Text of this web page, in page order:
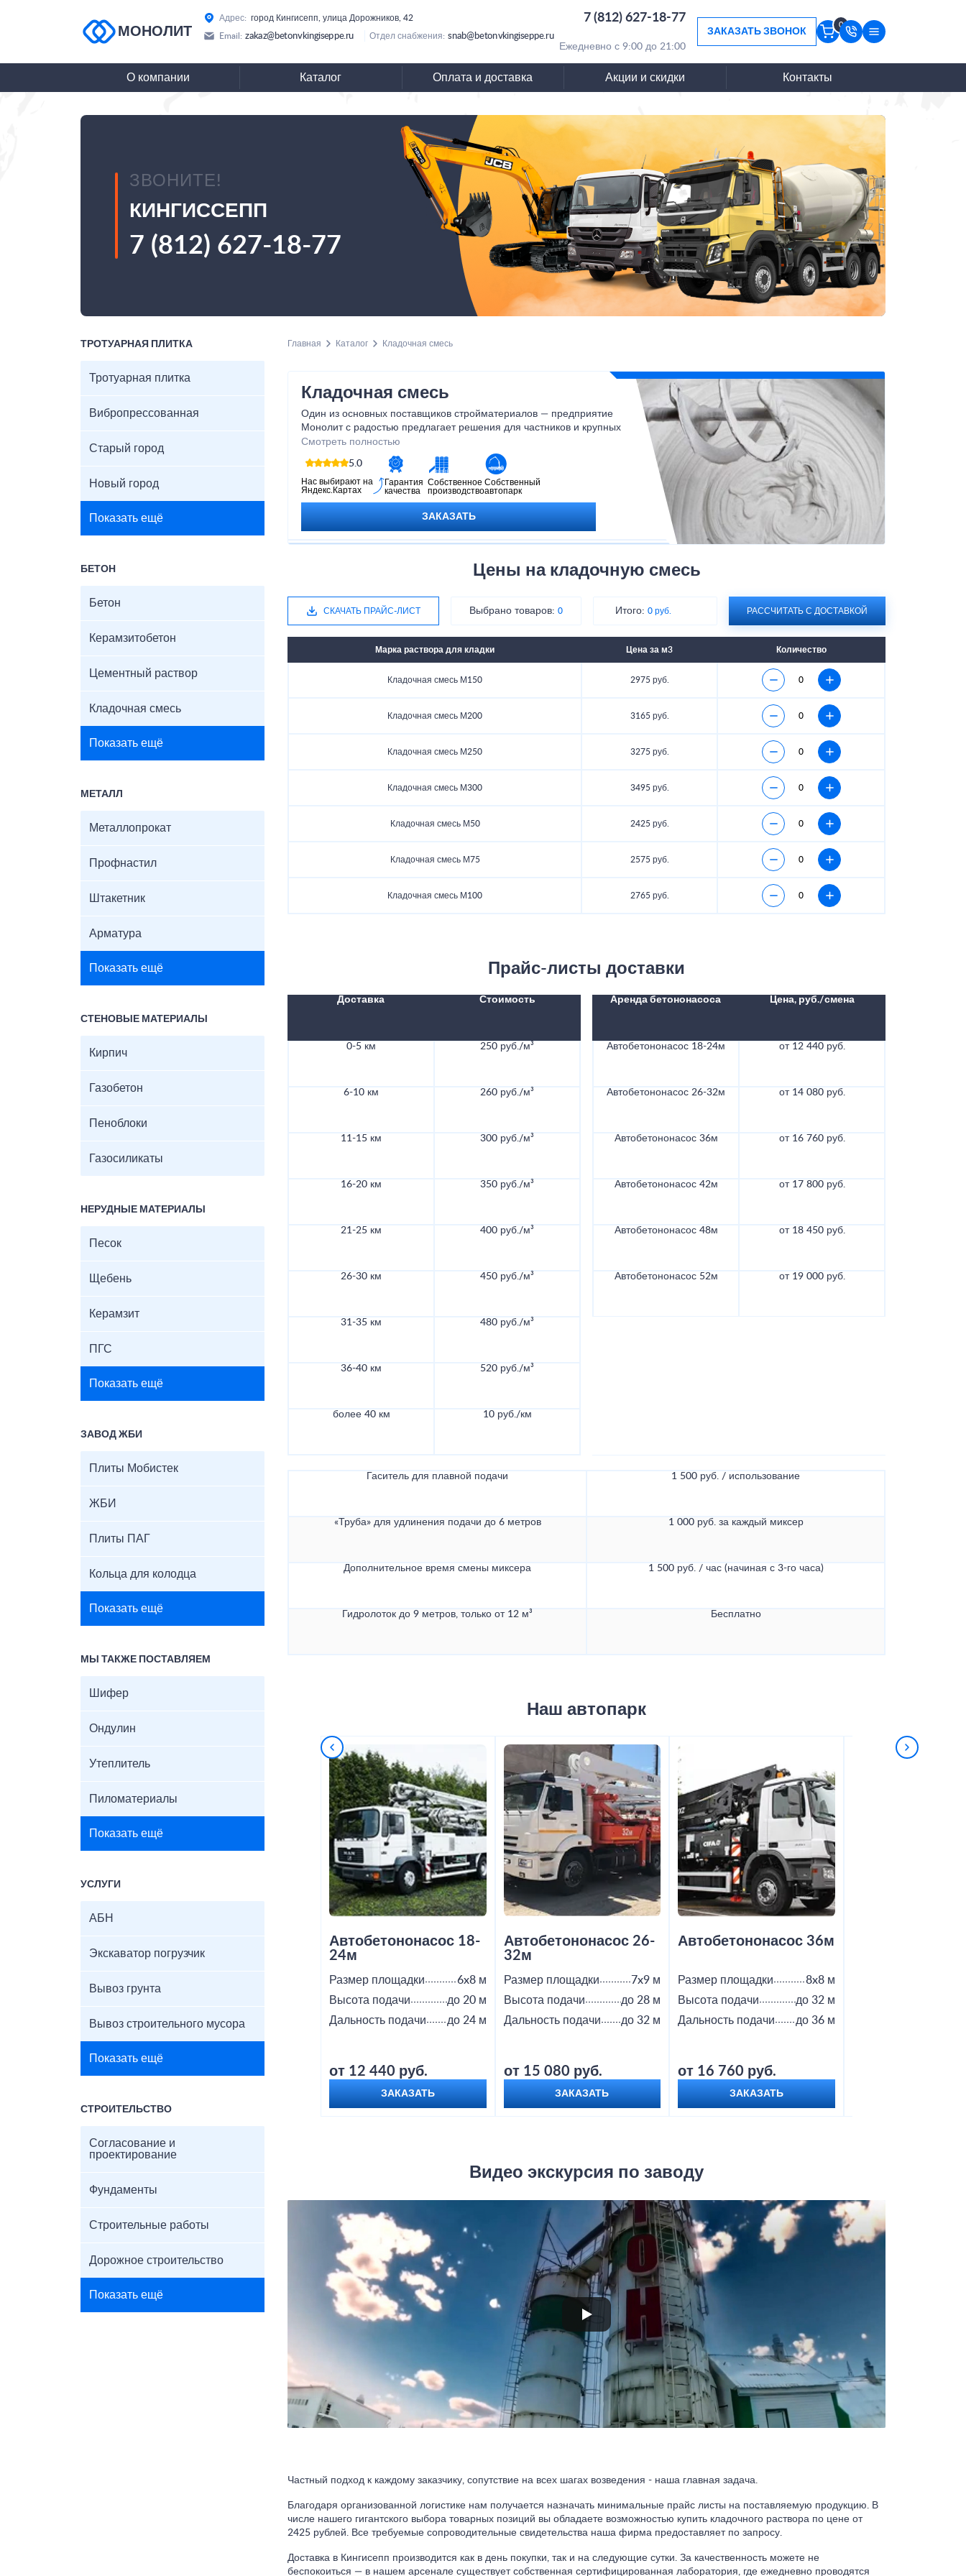
МОНОЛИТ
Адрес: город Кингисепп, улица Дорожников, 42 7 (812) 627-18-77
Email: zakaz@betonvkingiseppe.ru Отдел снабжения: snab@betonvkingiseppe.ru
Ежедневно с 9:00 до 21:00
ЗАКАЗАТЬ ЗВОНОК
0
О компании Каталог Оплата и доставка Акции и скидки Контакты
ЗВОНИТЕ!
КИНГИССЕПП
7 (812) 627-18-77
ТРОТУАРНАЯ ПЛИТКА
Тротуарная плитка
Вибропрессованная
Старый город
Новый город
Показать ещё
БЕТОН
Бетон
Керамзитобетон
Цементный раствор
Кладочная смесь
Показать ещё
МЕТАЛЛ
Металлопрокат
Профнастил
Штакетник
Арматура
Показать ещё
СТЕНОВЫЕ МАТЕРИАЛЫ
Кирпич
Газобетон
Пеноблоки
Газосиликаты
НЕРУДНЫЕ МАТЕРИАЛЫ
Песок
Щебень
Керамзит
ПГС
Показать ещё
ЗАВОД ЖБИ
Плиты Мобистек
ЖБИ
Плиты ПАГ
Кольца для колодца
Показать ещё
МЫ ТАКЖЕ ПОСТАВЛЯЕМ
Шифер
Ондулин
Утеплитель
Пиломатериалы
Показать ещё
УСЛУГИ
АБН
Экскаватор погрузчик
Вывоз грунта
Вывоз строительного мусора
Показать ещё
СТРОИТЕЛЬСТВО
Согласование и
проектирование
Фундаменты
Строительные работы
Дорожное строительство
Показать ещё
Главная Каталог Кладочная смесь
Кладочная смесь
Один из основных поставщиков стройматериалов — предприятие
Монолит с радостью предлагает решения для частников и крупных
застройщиков. Наше предприятие занимается реализацией
строительной продукции как для нулевого цикла, так и для
строительства и отделочных работ домов.
Смотреть полностью
5.0
Нас выбирают на
Яндекс.Картах
Гарантия
качества
Собственное
производство
Собственный
автопарк
ЗАКАЗАТЬ
Цены на кладочную смесь
СКАЧАТЬ ПРАЙС-ЛИСТ Выбрано товаров: 0 Итого:0 руб. РАССЧИТАТЬ С ДОСТАВКОЙ
Марка раствора для кладки Цена за м3 Количество
Кладочная смесь М150 2975 руб.
Кладочная смесь М200 3165 руб.
Кладочная смесь М250 3275 руб.
Кладочная смесь М300 3495 руб.
Кладочная смесь М50 2425 руб.
Кладочная смесь М75 2575 руб.
Кладочная смесь М100 2765 руб.
Прайс-листы доставки
Доставка Стоимость
0-5 км 250 руб./м³
6-10 км 260 руб./м³
11-15 км 300 руб./м³
16-20 км 350 руб./м³
21-25 км 400 руб./м³
26-30 км 450 руб./м³
31-35 км 480 руб./м³
36-40 км 520 руб./м³
более 40 км 10 руб./км
Аренда бетононасоса Цена, руб./смена
Автобетононасос 18-24м от 12 440 руб.
Автобетононасос 26-32м от 14 080 руб.
Автобетононасос 36м от 16 760 руб.
Автобетононасос 42м от 17 800 руб.
Автобетононасос 48м от 18 450 руб.
Автобетононасос 52м от 19 000 руб.
Гаситель для плавной подачи 1 500 руб. / использование
«Труба» для удлинения подачи до 6 метров 1 000 руб. за каждый миксер
Дополнительное время смены миксера 1 500 руб. / час (начиная с 3-го часа)
Гидролоток до 9 метров, только от 12 м³ Бесплатно
Наш автопарк
Автобетононасос 18-
24м
Размер площадки
6x8 м
Высота подачи
до 20 м
Дальность подачи
до 24 м
от 12 440 руб.
ЗАКАЗАТЬ
Автобетононасос 26-
32м
Размер площадки
7x9 м
Высота подачи
до 28 м
Дальность подачи
до 32 м
от 15 080 руб.
ЗАКАЗАТЬ
Автобетононасос 36м
Размер площадки
8x8 м
Высота подачи
до 32 м
Дальность подачи
до 36 м
от 16 760 руб.
ЗАКАЗАТЬ
Видео экскурсия по заводу
Частный подход к каждому заказчику, сопутствие на всех шагах возведения - наша главная задача.
Благодаря организованной логистике нам получается назначать минимальные прайс листы на поставляемую продукцию. В
числе нашего гигантского выбора товарных позиций вы обладаете возможностью купить кладочного раствора по цене от
2425 рублей. Все требуемые сопроводительные свидетельства наша фирма предоставляет по запросу.
Доставка в Кингисепп производится как в день покупки, так и на следующие сутки. За качественность можете не
беспокоиться — в нашем арсенале существует собственная сертифицированная лаборатория, где ежедневно проводятся